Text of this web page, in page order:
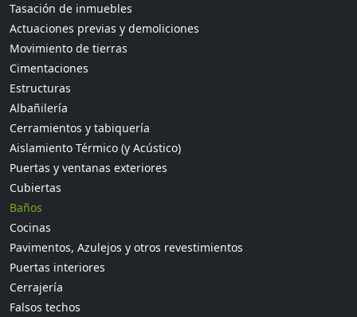
Tasación de inmuebles
Actuaciones previas y demoliciones
Movimiento de tierras
Cimentaciones
Estructuras
Albañilería
Cerramientos y tabiquería
Aislamiento Térmico (y Acústico)
Puertas y ventanas exteriores
Cubiertas
Baños
Cocinas
Pavimentos, Azulejos y otros revestimientos
Puertas interiores
Cerrajería
Falsos techos